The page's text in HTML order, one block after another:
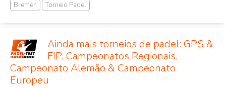
Bremen Torneio Padel
Ainda mais torneios de padel: GPS &
FIP, Campeonatos Regionais,
Campeonato Alemão & Campeonato
Europeu